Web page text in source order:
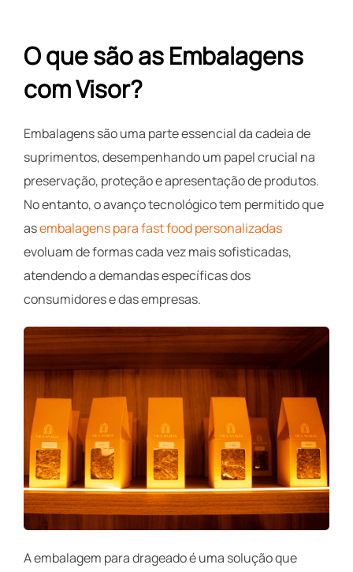
O que são as Embalagens
com Visor?
Embalagens são uma parte essencial da cadeia de
suprimentos, desempenhando um papel crucial na
preservação, proteção e apresentação de produtos.
No entanto, o avanço tecnológico tem permitido que
asembalagens para fast food personalizadas
evoluam de formas cada vez mais sofisticadas,
atendendo a demandas específicas dos
consumidores e das empresas.
A embalagem para drageado é uma solução que